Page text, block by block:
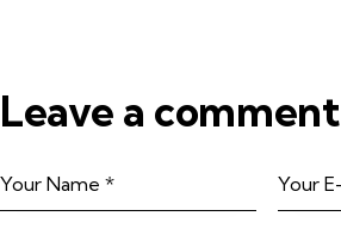
Leave a comment